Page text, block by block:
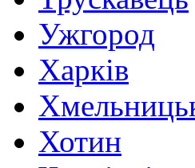
Ужгород
Харків
Хотин